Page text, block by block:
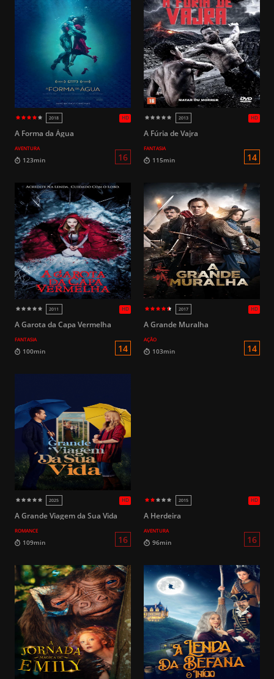
HD
1999 2012
HD
1991
12 96min
HD
2021
98min L
2011
86min
16
A Forma da Água
AVENTURA
A Fúria de Vajra
FANTASIA
A Garota da Capa Vermelha
FANTASIA
A Grande Muralha
AÇÃO
A Grande Viagem da Sua Vida
ROMANCE
A Herdeira
AVENTURA